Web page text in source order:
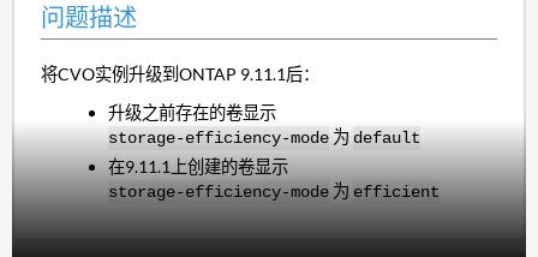
问题描述
将CVO实例升级到ONTAP 9.11.1后：
升级之前存在的卷显示
storage-efficiency-mode 为 default
在9.11.1上创建的卷显示
storage-efficiency-mode 为 efficient